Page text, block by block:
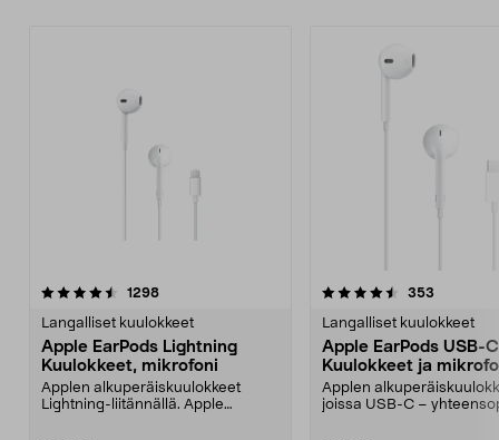
1298arvostelut
Langalliset kuulokkeet
Apple EarPods Lightning
Kuulokkeet, mikrofoni
Applen alkuperäiskuulokkeet
Lightning-liitännällä. Apple
4.5 viidestä
353
Langalliset kuulokkeet
Apple EarPods USB-C
Kuulokkeet ja
Applen
joissa USB-C –
4.5 viidestä